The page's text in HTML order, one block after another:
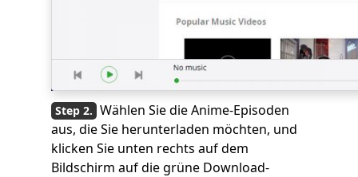
Wählen Sie die Anime-Episoden
aus, die Sie herunterladen möchten, und
klicken Sie unten rechts auf dem
Bildschirm auf die grüne Download-